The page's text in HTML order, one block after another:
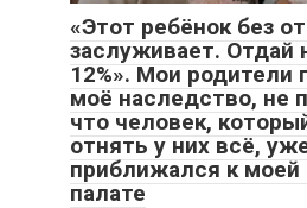
«Этот ребёнок без
заслуживает. Отдай
12%». Мои родители
моё наследство, не
что человек,
отнять у них всё,
приближался к моей
палате